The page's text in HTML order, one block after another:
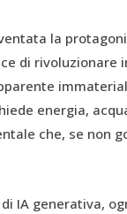
la
di
energia,
che, se non
IA generativa,